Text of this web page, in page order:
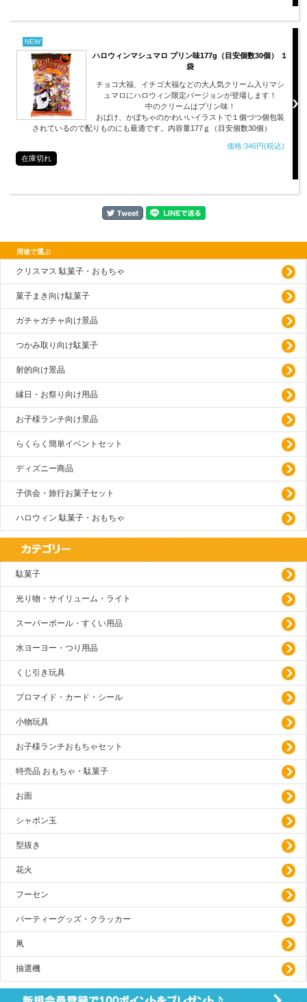
NEW
ハロウィンマシュマロ プリン味177g（目安個数30個） １
袋
チョコ大福、イチゴ大福などの大人気クリーム入りマシ
ュマロにハロウィン限定バージョンが登場します！
中のクリームはプリン味！
おばけ、かぼちゃのかわいいイラストで１個づつ個包装
されているので配りものにも最適です。内容量177ｇ（目安個数30個）
価格:346円(税込)
在庫切れ
用途で選ぶ
クリスマス 駄菓子・おもちゃ
菓子まき向け駄菓子
ガチャガチャ向け景品
つかみ取り向け駄菓子
射的向け景品
縁日・お祭り向け用品
お子様ランチ向け景品
らくらく簡単イベントセット
ディズニー商品
子供会・旅行お菓子セット
ハロウィン 駄菓子・おもちゃ
駄菓子
光り物・サイリューム・ライト
スーパーボール・すくい用品
水ヨーヨー・つり用品
くじ引き玩具
プロマイド・カード・シール
小物玩具
お子様ランチおもちゃセット
特売品 おもちゃ・駄菓子
お面
シャボン玉
型抜き
花火
フーセン
パーティーグッズ・クラッカー
凧
抽選機